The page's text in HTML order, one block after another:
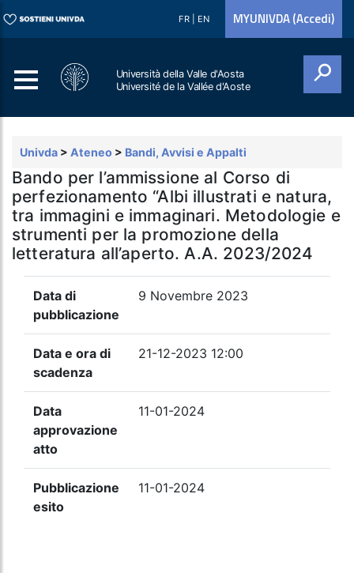
FR EN MYUNIVDA (Accedi)
Università della Valle d'Aosta
Université de la Vallée d'Aoste
Univda > Ateneo > Bandi, Avvisi e Appalti
Bando per l’ammissione al Corso di
perfezionamento “Albi illustrati e natura,
tra immagini e immaginari. Metodologie e
strumenti per la promozione della
letteratura all’aperto. A.A. 2023/2024
Data di
pubblicazione
9 Novembre 2023
Data e ora di
scadenza
21-12-2023 12:00
Data
approvazione
atto
11-01-2024
Pubblicazione
esito
11-01-2024